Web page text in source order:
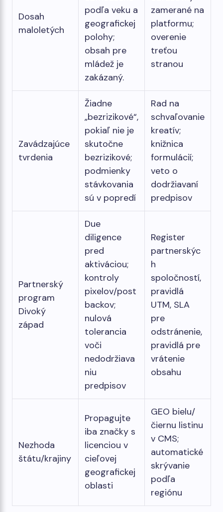
Dosah
maloletých
podľa veku a
geografickej
polohy;
obsah pre
mládež je
zakázaný.
zamerané na
platformu;
overenie
treťou
stranou
Zavádzajúce
tvrdenia
Žiadne
„bezrizikové“,
pokiaľ nie je
skutočne
bezrizikové;
podmienky
stávkovania
sú v popredí
Rad na
schvaľovanie
kreatív;
knižnica
formulácií;
veto o
dodržiavaní
predpisov
Partnerský
program
Divoký
západ
Due
diligence
pred
aktiváciou;
kontroly
pixelov/post
backov;
nulová
tolerancia
voči
nedodržiava
niu
predpisov
Register
partnerskýc
h
spoločností,
pravidlá
UTM, SLA
pre
odstránenie,
pravidlá pre
vrátenie
obsahu
Nezhoda
štátu/krajiny
Propagujte
iba značky s
licenciou v
cieľovej
geografickej
oblasti
GEO bielu/
čiernu listinu
v CMS;
automatické
skrývanie
podľa
regiónu